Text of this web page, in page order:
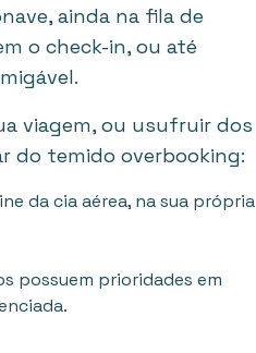
ainda na fila de
o check-in, ou até
viagem, ou usufruir dos
do temido overbooking:
da cia aérea, na sua própria
possuem prioridades em